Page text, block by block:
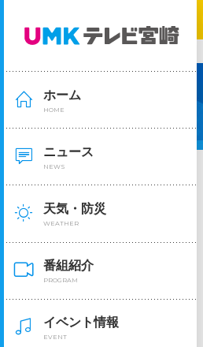
ホーム
HOME
ニュース
NEWS
天気・防災
WEATHER
番組紹介
PROGRAM
イベント情報
EVENT